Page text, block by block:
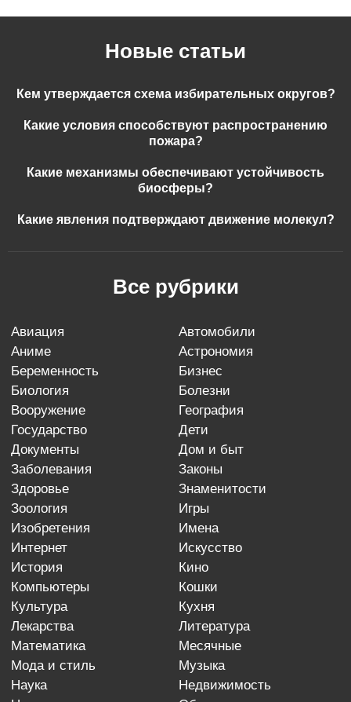
Новые статьи
Кем утверждается схема избирательных округов?
Какие условия способствуют распространению
пожара?
Какие механизмы обеспечивают устойчивость
биосферы?
Какие явления подтверждают движение молекул?
Все рубрики
авиация
автомобили
аниме
астрономия
беременность
бизнес
биология
болезни
вооружение
география
государство
дети
документы
дом и быт
заболевания
законы
здоровье
знаменитости
зоология
игры
изобретения
имена
интернет
искусство
история
кино
компьютеры
кошки
культура
кухня
лекарства
литература
математика
месячные
мода и стиль
музыка
наука
недвижимость